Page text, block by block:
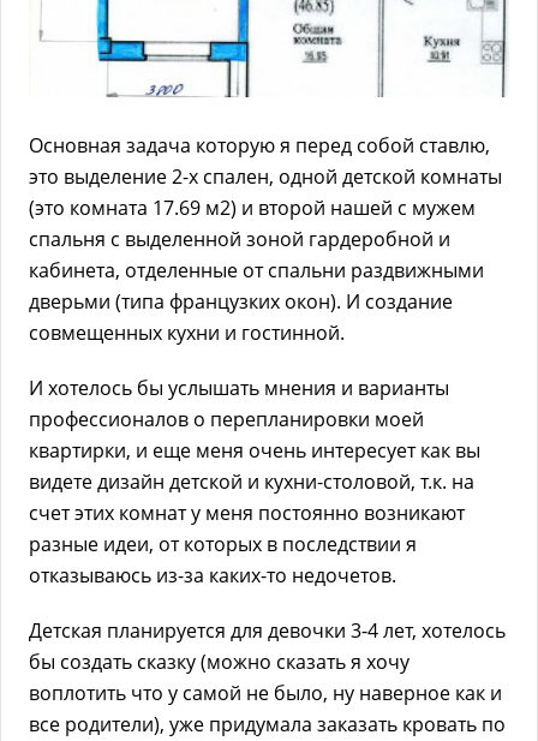
Основная задача которую я перед собой ставлю,
это выделение 2-х спален, одной детской комнаты
(это комната 17.69 м2) и второй нашей с мужем
спальня с выделенной зоной гардеробной и
кабинета, отделенные от спальни раздвижными
дверьми (типа французких окон). И создание
совмещенных кухни и гостинной.
И хотелось бы услышать мнения и варианты
профессионалов о перепланировки моей
квартирки, и еще меня очень интересует как вы
видете дизайн детской и кухни-столовой, т.к. на
счет этих комнат у меня постоянно возникают
разные идеи, от которых в последствии я
отказываюсь из-за каких-то недочетов.
Детская планируется для девочки 3-4 лет, хотелось
бы создать сказку (можно сказать я хочу
воплотить что у самой не было, ну наверное как и
все родители), уже придумала заказать кровать по